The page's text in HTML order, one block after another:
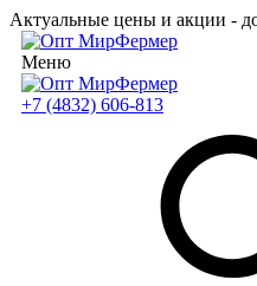
Актуальные цены и акции -
Меню
+7 (4832) 606-813